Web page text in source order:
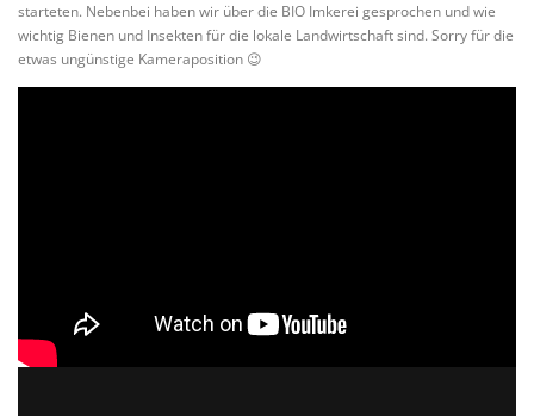
starteten. Nebenbei haben wir über die BIO Imkerei gesprochen und wie
wichtig Bienen und Insekten für die lokale Landwirtschaft sind. Sorry für die
etwas ungünstige Kameraposition 😉